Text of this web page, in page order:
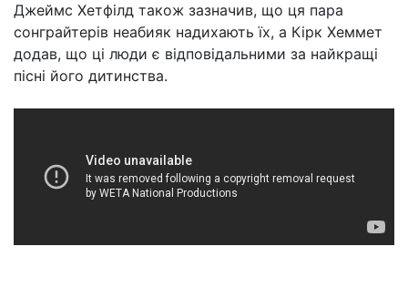
Джеймс Хетфілд також зазначив, що ця пара
сонграйтерів неабияк надихають їх, а Кірк Хеммет
додав, що ці люди є відповідальними за найкращі
пісні його дитинства.